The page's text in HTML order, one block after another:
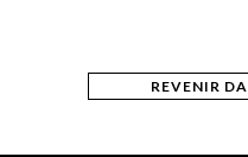
REVENIR